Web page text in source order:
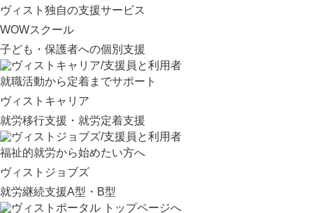
ヴィスト独自の支援サービス
WOWスクール
子ども・保護者への個別支援
就職活動から定着までサポート
ヴィストキャリア
就労移行支援・就労定着支援
福祉的就労から始めたい方へ
ヴィストジョブズ
就労継続支援A型・B型